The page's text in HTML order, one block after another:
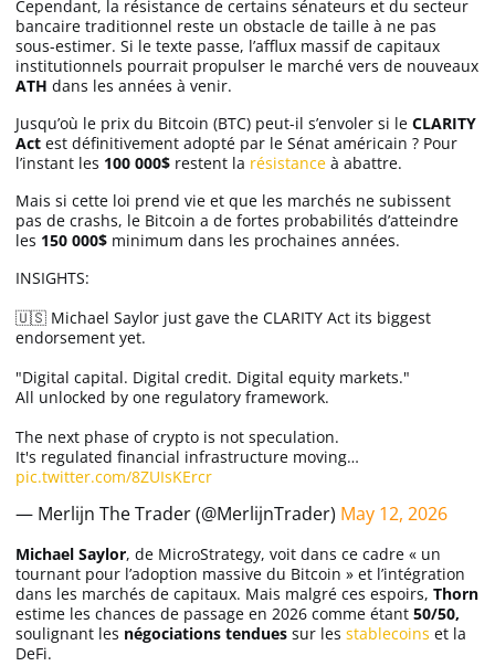
Cependant, la résistance de certains sénateurs et du secteur
bancaire traditionnel reste un obstacle de taille à ne pas
sous-estimer. Si le texte passe, l’afflux massif de capitaux
institutionnels pourrait propulser le marché vers de nouveaux
ATH dans les années à venir.
Jusqu’où le prix du Bitcoin (BTC) peut-il s’envoler si le CLARITY
Act est définitivement adopté par le Sénat américain ? Pour
l’instant les 100 000$ restent la résistance à abattre.
Mais si cette loi prend vie et que les marchés ne subissent
pas de crashs, le Bitcoin a de fortes probabilités d’atteindre
les 150 000$ minimum dans les prochaines années.
INSIGHTS:
🇺🇸 Michael Saylor just gave the CLARITY Act its biggest
endorsement yet.
"Digital capital. Digital credit. Digital equity markets."
All unlocked by one regulatory framework.
The next phase of crypto is not speculation.
It's regulated financial infrastructure moving…
pic.twitter.com/8ZUIsKErcr
— Merlijn The Trader (@MerlijnTrader) May 12, 2026
Michael Saylor, de MicroStrategy, voit dans ce cadre « un
tournant pour l’adoption massive du Bitcoin » et l’intégration
dans les marchés de capitaux. Mais malgré ces espoirs, Thorn
estime les chances de passage en 2026 comme étant 50/50,
soulignant les négociations tendues sur les stablecoins et la
DeFi.